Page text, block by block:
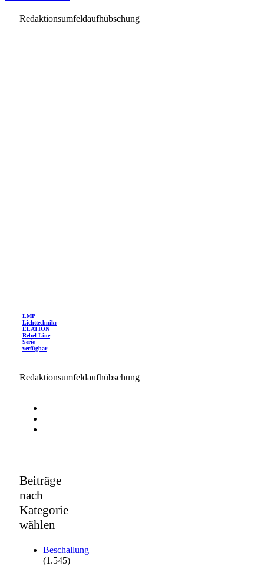
Redaktionsumfeldaufhübschung
LMP
Lichttechnik:
ELATION
Rebel Line
Serie
verfügbar
Redaktionsumfeldaufhübschung
Beiträge
nach
Kategorie
wählen
Beschallung
(1.545)